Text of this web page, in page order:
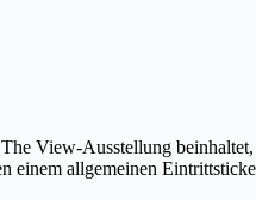
View-Ausstellung
einem allgemeinen